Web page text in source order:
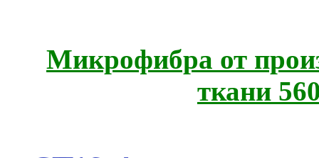
Микрофибра от
ткани